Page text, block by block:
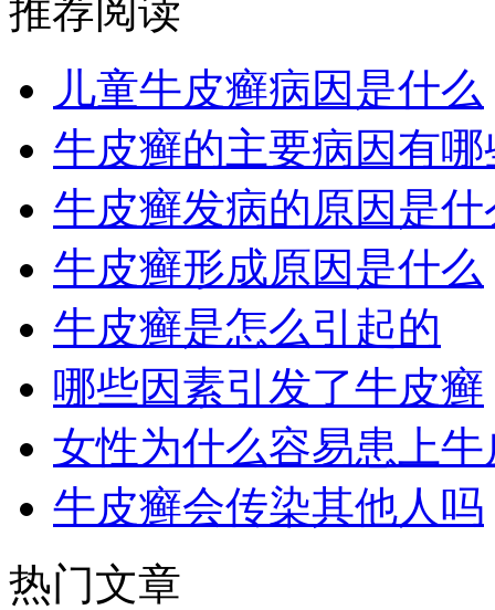
推荐阅读
儿童牛皮癣病因是什么
牛皮癣的主要病因有哪
牛皮癣发病的原因是什
牛皮癣形成原因是什么
牛皮癣是怎么引起的
哪些因素引发了牛皮癣
女性为什么容易患上牛
牛皮癣会传染其他人吗
热门文章